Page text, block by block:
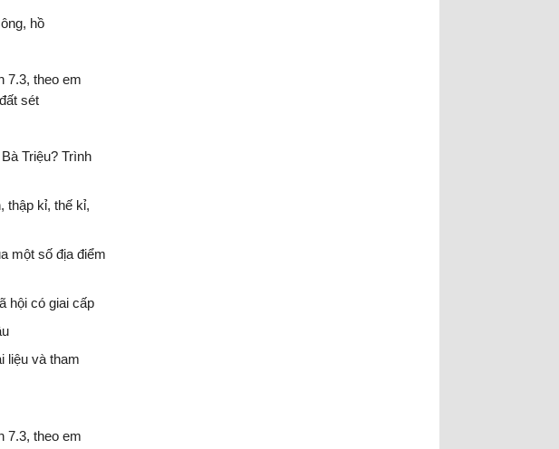
hồ
7.3, theo em
sét
Triệu? Trình
thập kỉ, thế kỉ,
một số địa điểm
hội có giai cấp
liệu và tham
7.3, theo em